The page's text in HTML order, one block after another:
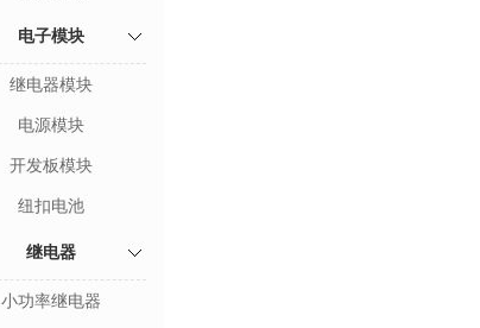
电子模块
继电器模块
电源模块
开发板模块
纽扣电池
继电器
小功率继电器